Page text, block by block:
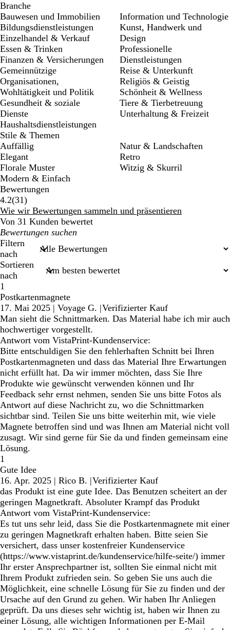
Branche
Bauwesen und Immobilien
Bildungsdienstleistungen
Einzelhandel & Verkauf
Essen & Trinken
Finanzen & Versicherungen
Gemeinnützige
Organisationen,
Wohltätigkeit und Politik
Gesundheit & soziale
Dienste
Haushaltsdienstleistungen
Information und Technologie
Kunst, Handwerk und
Design
Professionelle
Dienstleistungen
Reise & Unterkunft
Religiös & Geistig
Schönheit & Wellness
Tiere & Tierbetreuung
Unterhaltung & Freizeit
Stile & Themen
Auffällig
Elegant
Florale Muster
Modern & Einfach
Natur & Landschaften
Retro
Witzig & Skurril
Bewertungen
4.2(3131
Bewertungen
)
Wie wir Bewertungen sammeln und präsentieren
Von 31 Kunden bewertet
Meine
Sucheingaben
Filtern
nach
Sortieren
nach
1
Postkartenmagnete
17. Mai 2025 | Voyage G. |Verifizierter Kauf
Man sieht die Schnittmarken. Das Material habe ich mir auch
hochwertiger vorgestellt.
Antwort vom VistaPrint-Kundenservice:
Bitte entschuldigen Sie den fehlerhaften Schnitt bei Ihren
Postkartenmagneten und dass das Material Ihre Erwartungen
nicht erfüllt hat. Da wir immer möchten, dass Sie Ihre
Produkte wie gewünscht verwenden können und Ihr
Feedback sehr ernst nehmen, senden Sie uns bitte Fotos als
Antwort auf diese Nachricht zu, wo die Schnittmarken
sichtbar sind. Teilen Sie uns bitte weiterhin mit, wie viele
Magnete betroffen sind und was Ihnen am Material nicht voll
zusagt. Wir sind gerne für Sie da und finden gemeinsam eine
Lösung.
1
Gute Idee
16. Apr. 2025 | Rico B. |Verifizierter Kauf
das Produkt ist eine gute Idee. Das Benutzen scheitert an der
geringen Magnetkraft. Absoluter Krampf das Produkt
Antwort vom VistaPrint-Kundenservice:
Es tut uns sehr leid, dass Sie die Postkartenmagnete mit einer
zu geringen Magnetkraft erhalten haben. Bitte seien Sie
versichert, dass unser kostenfreier Kundenservice
(https://www.vistaprint.de/kundenservice/hilfe-seite/) immer
Ihr erster Ansprechpartner ist, sollten Sie einmal nicht mit
Ihrem Produkt zufrieden sein. So geben Sie uns auch die
Möglichkeit, eine schnelle Lösung für Sie zu finden und der
Ursache auf den Grund zu gehen. Wir haben Ihr Anliegen
geprüft. Da uns dieses sehr wichtig ist, haben wir Ihnen zu
einer Lösung, alle wichtigen Informationen per E-Mail